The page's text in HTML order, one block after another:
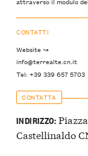
CONTATTI
Website ↝
info@terrealte.cn.it
Tel: +39 339 657 5703
CONTATTA
INDIRIZZO:
Castellinaldo